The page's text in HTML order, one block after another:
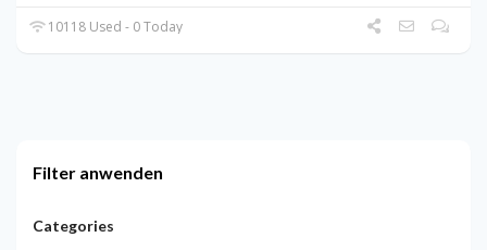
10118 Used - 0 Today
Filter anwenden
Categories